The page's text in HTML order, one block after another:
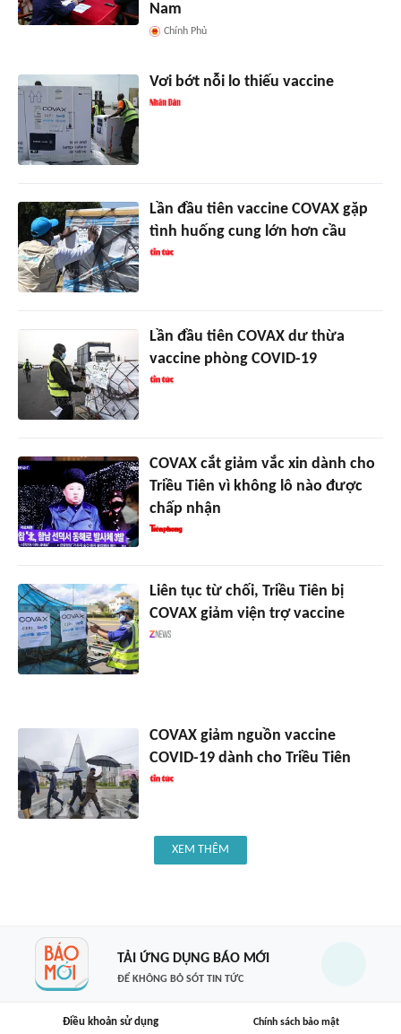
Nam
Chính Phủ
Vơi bớt nỗi lo thiếu vaccine
Lần đầu tiên vaccine COVAX gặp
tình huống cung lớn hơn cầu
Lần đầu tiên COVAX dư thừa
vaccine phòng COVID-19
COVAX cắt giảm vắc xin dành cho
Triều Tiên vì không lô nào được
chấp nhận
Liên tục từ chối, Triều Tiên bị
COVAX giảm viện trợ vaccine
COVAX giảm nguồn vaccine
COVID-19 dành cho Triều Tiên
XEM THÊM
TẢI ỨNG DỤNG BÁO MỚI
ĐỂ KHÔNG BỎ SÓT TIN TỨC
Điều khoản sử dụng Chính sách bảo mật